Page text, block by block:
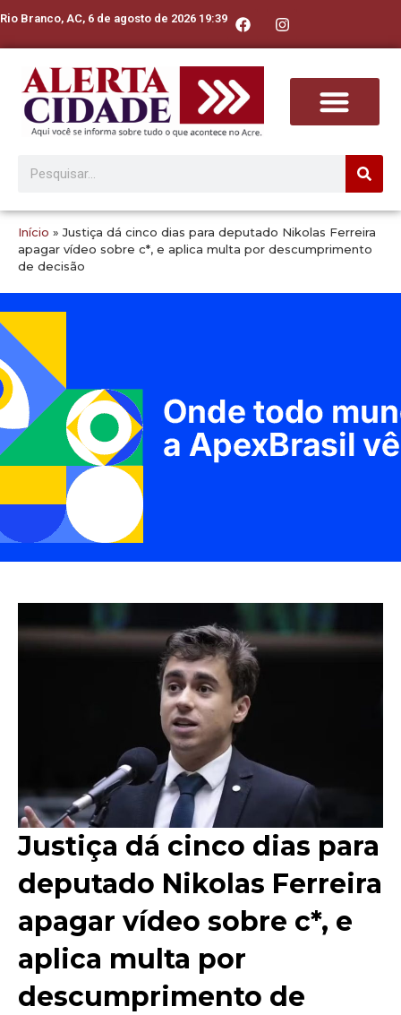
Rio Branco, AC, 6 de agosto de 2026 19:39
Início »Justiça dá cinco dias para deputado Nikolas Ferreira
apagar vídeo sobre c*, e aplica multa por descumprimento
de decisão
Justiça dá cinco dias para
deputado Nikolas Ferreira
apagar vídeo sobre c*, e
aplica multa por
descumprimento de